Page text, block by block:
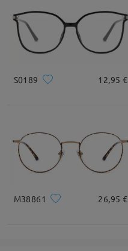
S0189 12,95 €
M38861 26,95 €